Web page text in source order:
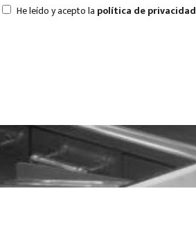
He leído y acepto la política de privacidad